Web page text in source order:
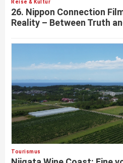
Reise & Kultur
26. Nippon Connection
Reality – Between Truth
Tourismus